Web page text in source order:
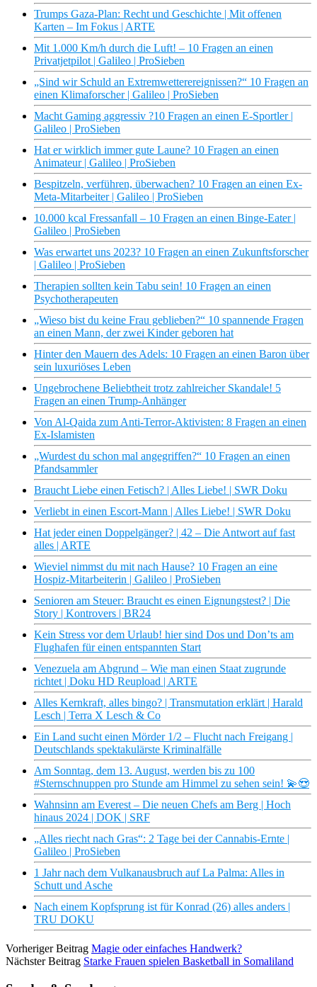
Trumps Gaza-Plan: Recht und Geschichte | Mit offenen
Karten – Im Fokus | ARTE
Mit 1.000 Km/h durch die Luft! – 10 Fragen an einen
Privatjetpilot | Galileo | ProSieben
„Sind wir Schuld an Extremwetterereignissen?“ 10 Fragen an
einen Klimaforscher | Galileo | ProSieben
Macht Gaming aggressiv ?10 Fragen an einen E-Sportler |
Galileo | ProSieben
Hat er wirklich immer gute Laune? 10 Fragen an einen
Animateur | Galileo | ProSieben
Bespitzeln, verführen, überwachen? 10 Fragen an einen Ex-
Meta-Mitarbeiter | Galileo | ProSieben
10.000 kcal Fressanfall – 10 Fragen an einen Binge-Eater |
Galileo | ProSieben
Was erwartet uns 2023? 10 Fragen an einen Zukunftsforscher
| Galileo | ProSieben
Therapien sollten kein Tabu sein! 10 Fragen an einen
Psychotherapeuten
„Wieso bist du keine Frau geblieben?“ 10 spannende Fragen
an einen Mann, der zwei Kinder geboren hat
Hinter den Mauern des Adels: 10 Fragen an einen Baron über
sein luxuriöses Leben
Ungebrochene Beliebtheit trotz zahlreicher Skandale! 5
Fragen an einen Trump-Anhänger
Von Al-Qaida zum Anti-Terror-Aktivisten: 8 Fragen an einen
Ex-Islamisten
„Wurdest du schon mal angegriffen?“ 10 Fragen an einen
Pfandsammler
Braucht Liebe einen Fetisch? | Alles Liebe! | SWR Doku
Verliebt in einen Escort-Mann | Alles Liebe! | SWR Doku
Hat jeder einen Doppelgänger? | 42 – Die Antwort auf fast
alles | ARTE
Wieviel nimmst du mit nach Hause? 10 Fragen an eine
Hospiz-Mitarbeiterin | Galileo | ProSieben
Senioren am Steuer: Braucht es einen Eignungstest? | Die
Story | Kontrovers | BR24
Kein Stress vor dem Urlaub! hier sind Dos und Don’ts am
Flughafen für einen entspannten Start
Venezuela am Abgrund – Wie man einen Staat zugrunde
richtet | Doku HD Reupload | ARTE
Alles Kernkraft, alles bingo? | Transmutation erklärt | Harald
Lesch | Terra X Lesch & Co
Ein Land sucht einen Mörder 1/2 – Flucht nach Freigang |
Deutschlands spektakulärste Kriminalfälle
Am Sonntag, dem 13. August, werden bis zu 100
#Sternschnuppen pro Stunde am Himmel zu sehen sein! 💫😍
Wahnsinn am Everest – Die neuen Chefs am Berg | Hoch
hinaus 2024 | DOK | SRF
„Alles riecht nach Gras“: 2 Tage bei der Cannabis-Ernte |
Galileo | ProSieben
1 Jahr nach dem Vulkanausbruch auf La Palma: Alles in
Schutt und Asche
Nach einem Kopfsprung ist für Konrad (26) alles anders |
TRU DOKU
Vorheriger Beitrag Magie oder einfaches Handwerk?
Nächster Beitrag Starke Frauen spielen Basketball in Somaliland